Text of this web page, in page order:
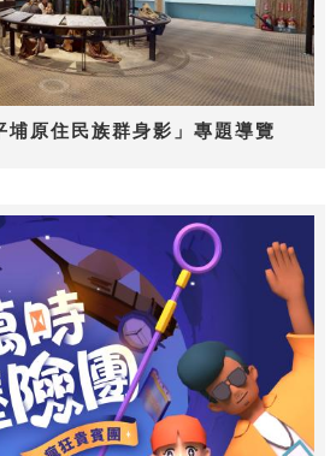
埔原住民族群身影」專題導覽